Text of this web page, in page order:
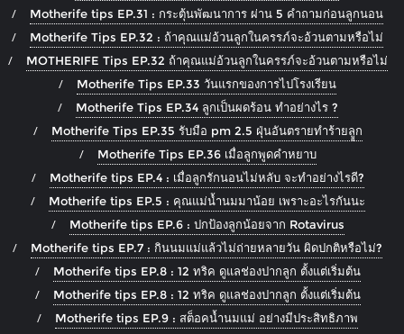
Motherife tips EP.31 : กระตุ้นพัฒนาการ ผ่าน 5 คำถามก่อนลูกนอน
Motherife Tips EP.32 : ถ้าคุณแม่อ้วนลูกในครรภ์จะอ้วนตามหรือไม่
MOTHERIFE Tips EP.32 ถ้าคุณแม่อ้วนลูกในครรภ์จะอ้วนตามหรือไม่
Motherife Tips EP.33 วันแรกของการไปโรงเรียน
Motherife Tips EP.34 ลูกเป็นผดร้อน ทำอย่างไร ?
Motherife Tips EP.35 รับมือ pm 2.5 ฝุ่นอันตรายทำร้ายลููก
Motherife Tips EP.36 เมื่อลูกพูดคำหยาบ
Motherife tips EP.4 : เมื่อลูกรักนอนไม่หลับ จะทำอย่างไรดี?
Motherife tips EP.5 : คุณแม่น้ำนมมาน้อย เพราะอะไรกันนะ
Motherife tips EP.6 : ปกป้องลูกน้อยจาก Rotavirus
Motherife tips EP.7 : กินนมแม่แล้วไม่ถ่ายหลายวัน ผิดปกติหรือไม่?
Motherife tips EP.8 : 12 ทริค ดูแลช่องปากลูก ตั้งแต่เริ่มต้น
Motherife tips EP.8 : 12 ทริค ดูแลช่องปากลูก ตั้งแต่เริ่มต้น
Motherife tips EP.9 : สต็อคน้ำนมแม่ อย่างมีประสิทธิภาพ